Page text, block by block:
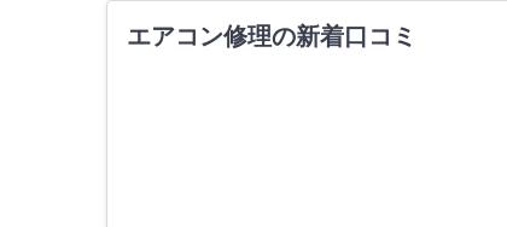
エアコン修理の新着口コミ